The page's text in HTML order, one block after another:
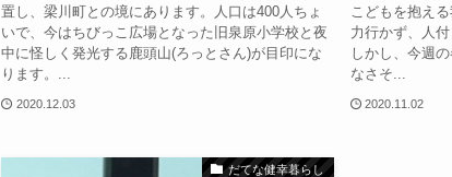
置し、梁川町との境にあります。人口は400人ちょ
いで、今はちびっこ広場となった旧泉原小学校と夜
中に怪しく発光する鹿頭山(ろっとさん)が目印にな
ります。...
2020.12.03
こどもを抱え
力行かず、人
しかし、今週
なさそ...
2020.11.02
だてな健幸暮らし